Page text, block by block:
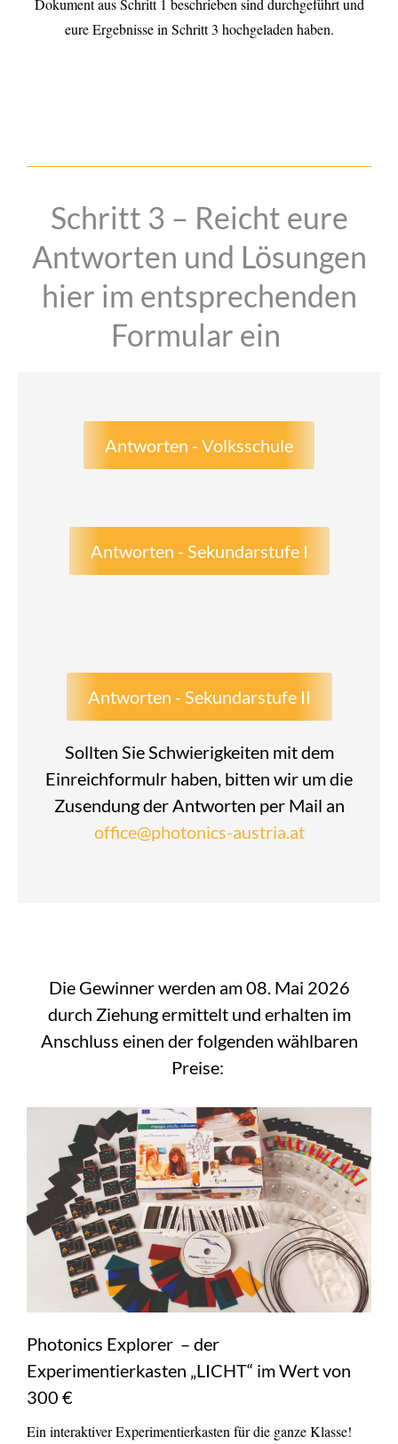
Dokument aus Schritt 1 beschrieben sind durchgeführt und
eure Ergebnisse in Schritt 3 hochgeladen haben.
Schritt 3 – Reicht eure
Antworten und Lösungen
hier im entsprechenden
Formular ein
Antworten - Volksschule
Antworten - Sekundarstufe I
Antworten - Sekundarstufe II
Sollten Sie Schwierigkeiten mit dem
Einreichformulr haben, bitten wir um die
Zusendung der Antworten per Mail an
office@photonics-austria.at
Die Gewinner werden am 08. Mai 2026
durch Ziehung ermittelt und erhalten im
Anschluss einen der folgenden wählbaren
Preise:
Photonics Explorer – der
Experimentierkasten „LICHT“ im Wert von
300 €
Ein interaktiver Experimentierkasten für die ganze Klasse!